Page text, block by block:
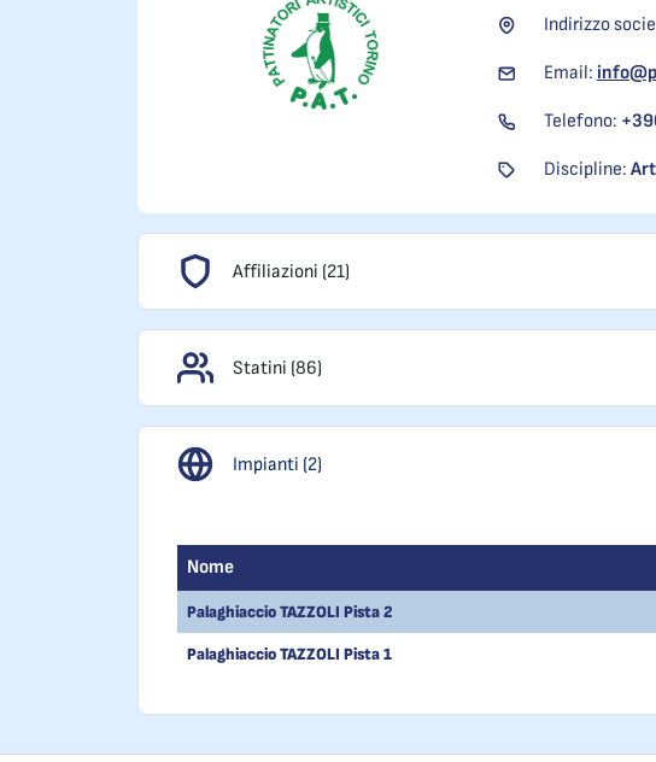
Indirizzo
Email:
Telefono:
Discipline:
Affiliazioni (21)
Statini (86)
Impianti (2)
Nome
Palaghiaccio TAZZOLI Pista 2
Palaghiaccio TAZZOLI Pista 1